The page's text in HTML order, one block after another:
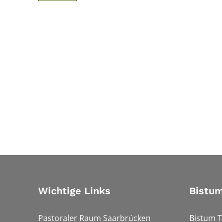
Wichtige Links
Pastoraler Raum Saarbrücken
Bistum